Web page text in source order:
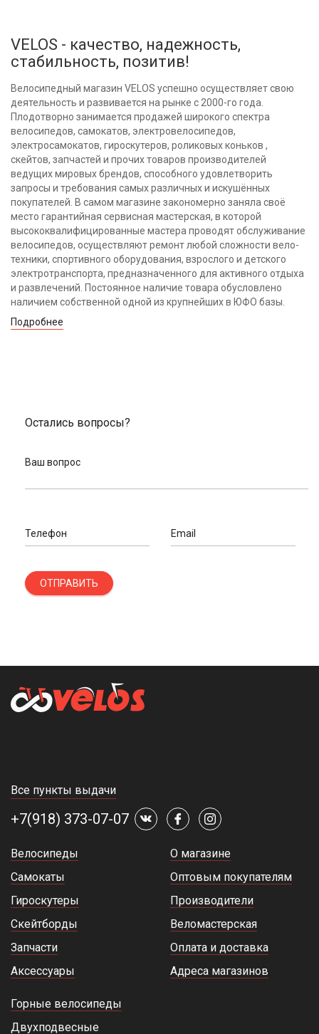
VELOS - качество, надежность,
стабильность, позитив!
Велосипедный магазин VELOS успешно осуществляет свою
деятельность и развивается на рынке с 2000-го года.
Плодотворно занимается продажей широкого спектра
велосипедов, самокатов, электровелосипедов,
электросамокатов, гироскутеров, роликовых коньков ,
скейтов, запчастей и прочих товаров производителей
ведущих мировых брендов, способного удовлетворить
запросы и требования самых различных и искушённых
покупателей. В самом магазине закономерно заняла своё
место гарантийная сервисная мастерская, в которой
высококвалифицированные мастера проводят обслуживание
велосипедов, осуществляют ремонт любой сложности вело-
техники, спортивного оборудования, взрослого и детского
электротранспорта, предназначенного для активного отдыха
и развлечений. Постоянное наличие товара обусловлено
наличием собственной одной из крупнейших в ЮФО базы.
Подробнее
Остались вопросы?
Ваш вопрос
Телефон Email
ОТПРАВИТЬ
Все пункты выдачи
+7(918) 373-07-07
Велосипеды
Самокаты
Гироскутеры
Скейтборды
Запчасти
Аксессуары
О магазине
Оптовым покупателям
Производители
Веломастерская
Оплата и доставка
Адреса магазинов
Горные велосипеды
Двухподвесные